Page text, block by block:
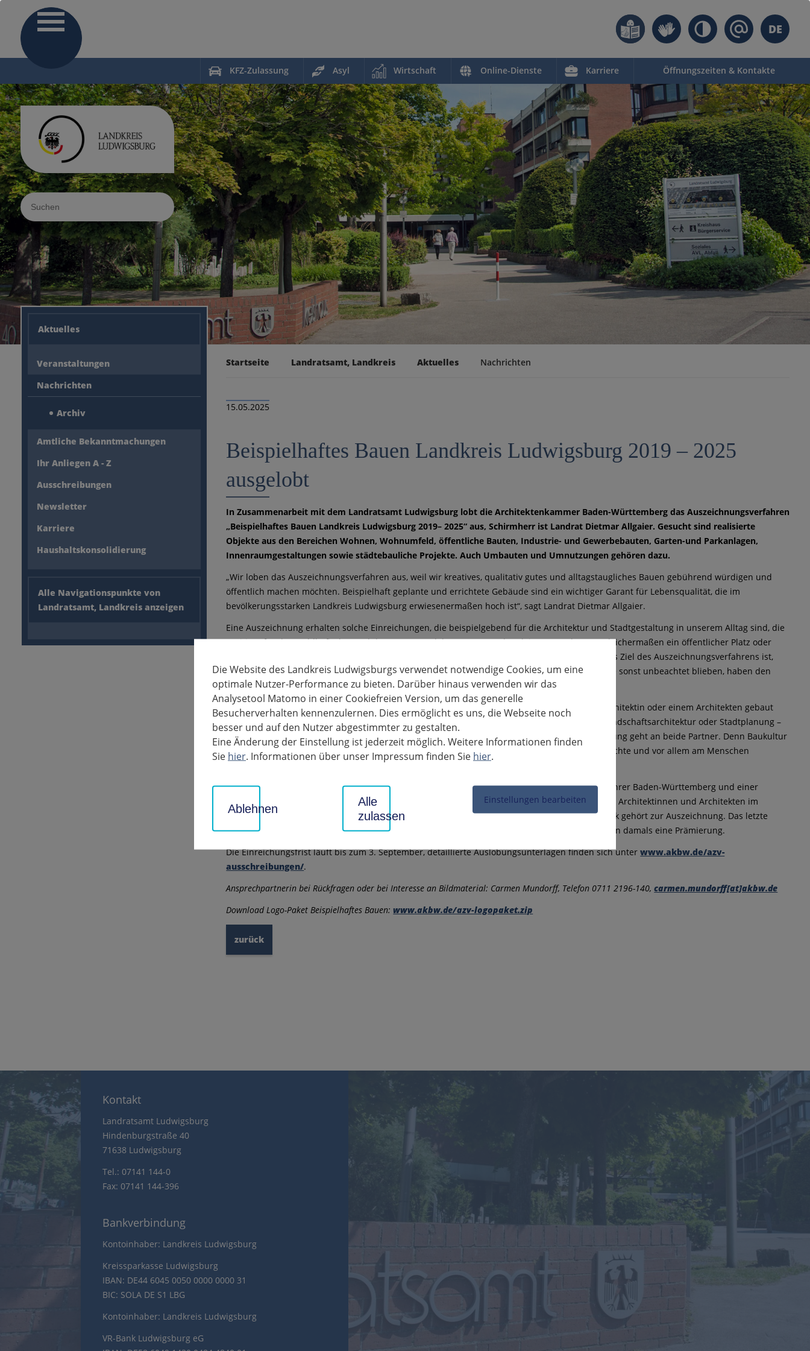
DE
KFZ-Zulassung Asyl Wirtschaft Online-Dienste Karriere Öffnungszeiten & Kontakte
Sucheingabe
Aktuelles
Veranstaltungen
Nachrichten
Archiv
Amtliche Bekanntmachungen
Ihr Anliegen A - Z
Ausschreibungen
Newsletter
Karriere
Haushaltskonsolidierung
Alle Navigationspunkte von
Landratsamt, Landkreis anzeigen
Startseite Landratsamt, Landkreis Aktuelles Nachrichten
15.05.2025
Beispielhaftes Bauen Landkreis Ludwigsburg 2019 – 2025
ausgelobt
In Zusammenarbeit mit dem Landratsamt Ludwigsburg lobt die Architektenkammer Baden-Württemberg das Auszeichnungsverfahren
„Beispielhaftes Bauen Landkreis Ludwigsburg 2019– 2025“ aus, Schirmherr ist Landrat Dietmar Allgaier. Gesucht sind realisierte
Objekte aus den Bereichen Wohnen, Wohnumfeld, öffentliche Bauten, Industrie- und Gewerbebauten, Garten-und Parkanlagen,
Innenraumgestaltungen sowie städtebauliche Projekte. Auch Umbauten und Umnutzungen gehören dazu.
„Wir loben das Auszeichnungsverfahren aus, weil wir kreatives, qualitativ gutes und alltagstaugliches Bauen gebührend würdigen und
öffentlich machen möchten. Beispielhaft geplante und errichtete Gebäude sind ein wichtiger Garant für Lebensqualität, die im
bevölkerungsstarken Landkreis Ludwigsburg erwiesenermaßen hoch ist“, sagt Landrat Dietmar Allgaier.
Eine Auszeichnung erhalten solche Einreichungen, die beispielgebend für die Architektur und Stadtgestaltung in unserem Alltag sind, die
Positives für das Wohlbefinden und das Zusammenleben von Menschen leisten. Das können gleichermaßen ein öffentlicher Platz oder
Garten sein wie eine Schule oder Scheune – also keineswegs nur spektakuläre Großprojekte. Das Ziel des Auszeichnungsverfahrens ist,
beispielhafte Architektur aufzuspüren und ihr ein Forum zu bieten. Denn zahlreiche Bauten, die sonst unbeachtet blieben, haben den
Blick der Öffentlichkeit verdient.
Zur Teilnahme sind alle Bauherrinnen und Bauherren eingeladen, die gemeinsam mit einer Architektin oder einem Architekten gebaut
haben. Aber auch alle Kammermitglieder – aus den Bereichen Architektur, Innenarchitektur, Landschaftsarchitektur oder Stadtplanung –
sind zur Einreichung aufgefordert. Unabhängig davon, wer die Initiative ergreift: Die Auszeichnung geht an beide Partner. Denn Baukultur
kann nur dort entstehen, wo sich Bauherrschaft und Planende gemeinsam für eine umweltgerechte und vor allem am Menschen
orientierte Lösung der Bauaufgabe engagieren.
Die prämierten Objekte werden im Internet (
www.akbw.de/objekte), in der App Architekturführer Baden-Württemberg und einer
Broschüre umfangreich dokumentiert. Zudem erhalten die Bau-herrinnen und Bauherren sowie Architektinnen und Architekten im
Rahmen einer Feierstunde Urkunden überreicht, auch eine Plakette zur Befestigung am Bauwerk gehört zur Auszeichnung. Das letzte
Verfahren „Beispielhaftes Bauen“ im Landkreis Ludwigsburg fand 2019 statt. 22 Objekte erhielten damals eine Prämierung.
Die Einreichungsfrist läuft bis zum 3. September, detaillierte Auslobungsunterlagen finden sich unterwww.akbw.de/azv-
ausschreibungen/.
Ansprechpartnerin bei Rückfragen oder bei Interesse an Bildmaterial: Carmen Mundorff, Telefon 0711 2196-140,carmen.mundorff[at]akbw.de
Download Logo-Paket Beispielhaftes Bauen:www.akbw.de/azv-logopaket.zip
zurück
Kontakt
Landratsamt Ludwigsburg
Hindenburgstraße 40
71638 Ludwigsburg
Tel.: 07141 144-0
Fax: 07141 144-396
Bankverbindung
Kontoinhaber: Landkreis Ludwigsburg
Kreissparkasse Ludwigsburg
IBAN: DE44 6045 0050 0000 0000 31
BIC: SOLA DE S1 LBG
Kontoinhaber: Landkreis Ludwigsburg
VR-Bank Ludwigsburg eG
Die Website des Landkreis Ludwigsburgs verwendet notwendige Cookies, um eine
optimale Nutzer-Performance zu bieten. Darüber hinaus verwenden wir das
Analysetool Matomo in einer Cookiefreien Version, um das generelle
Besucherverhalten kennenzulernen. Dies ermöglicht es uns, die Webseite noch
besser und auf den Nutzer abgestimmter zu gestalten.
Eine Änderung der Einstellung ist jederzeit möglich. Weitere Informationen finden
Sie hier. Informationen über unser Impressum finden Sie hier.
Einstellungen bearbeiten
Ablehnen
Alle
zulassen